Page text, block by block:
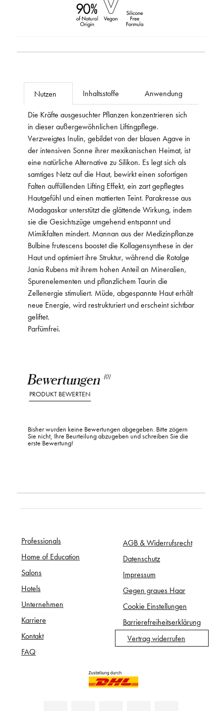
Bewertungen (0)
PRODUKT BEWERTEN
Bisher wurden keine Bewertungen abgegeben. Bitte zögern
Sie nicht, Ihre Beurteilung abzugeben und schreiben Sie die
erste Bewertung!
Nutzen Inhaltsstoffe Anwendung
Die Kräfte ausgesuchter Pflanzen konzentrieren sich
in dieser außergewöhnlichen Liftingpflege.
Verzweigtes Inulin, gebildet von der blauen Agave in
der intensiven Sonne ihrer mexikanischen Heimat, ist
eine natürliche Alternative zu Silikon. Es legt sich als
samtiges Netz auf die Haut, bewirkt einen sofortigen
Falten auffüllenden Lifting Effekt, ein zart gepflegtes
Hautgefühl und einen mattierten Teint. Parakresse aus
Madagaskar unterstützt die glättende Wirkung, indem
sie die Gesichtszüge umgehend entspannt und
Mimikfalten mindert. Mannan aus der Medizinpflanze
Bulbine frutescens boostet die Kollagensynthese in der
Haut und optimiert ihre Struktur, während die Rotalge
Jania Rubens mit ihrem hohen Anteil an Mineralien,
Spurenelementen und pflanzlichem Taurin die
Zellenergie stimuliert. Müde, abgespannte Haut erhält
neue Energie, wird restrukturiert und erscheint sichtbar
geliftet.
Parfümfrei.
Professionals
Home of Education
Salons
Hotels
Unternehmen
Karriere
Kontakt
FAQ
AGB & Widerrufsrecht
Datenschutz
Impressum
Gegen graues Haar
Cookie Einstellungen
Barrierefreiheitserklärung
Vertrag widerrufen